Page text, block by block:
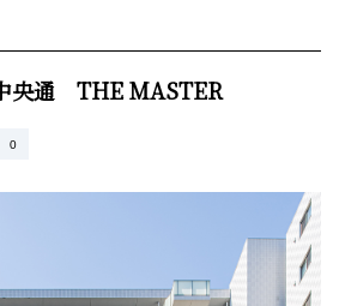
央通 THE MASTER
0